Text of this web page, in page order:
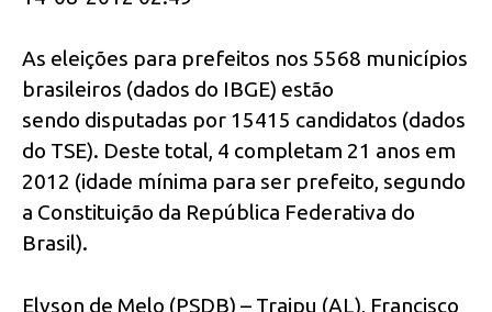
As eleições para prefeitos nos 5568 municípios
brasileiros (dados do IBGE) estão
sendo disputadas por 15415 candidatos (dados
do TSE). Deste total, 4 completam 21 anos em
2012 (idade mínima para ser prefeito, segundo
a Constituição da República Federativa do
Brasil).
Elvson de Melo (PSDB) – Traipu (AL), Francisco